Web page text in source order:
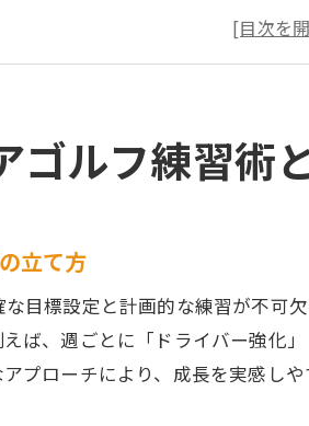
インドアゴルフでスイン
集中練習に役立つインド
インドアゴルフで上達を
便利アイテムで快適な室内ゴ
インドアゴルフの疲労軽
室内空間に最適なインド
インドアゴルフで片付け
ゴルフ練習術
立て方
目標設定と計画的な練習が不可
ば、週ごとに「ドライバー強化
プローチにより、成長を実感し